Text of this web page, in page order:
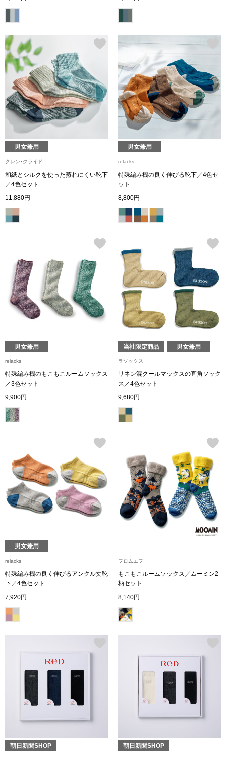
ボトムス
スカート
ルーム･アン
ルームウェア
アンダーウェア
トートバッグ
ハンドバッグ
ショルダーバ
クラッチバッグ
リュック･バッ
その他
シューズ
レースアップ
男女兼用
グレン･クライド
和紙とシルクを使った蒸れにくい靴下
／4色セット
11,880円
男女兼用
relacks
特殊編み機の良く伸びる靴下／4色セ
ット
8,800円
男女兼用
relacks
特殊編み機のもこもこルームソックス
／3色セット
9,900円
当社限定商品 男女兼用
ラソックス
リネン混クールマックスの直角ソック
ス／4色セット
9,680円
男女兼用
relacks
特殊編み機の良く伸びるアンクル丈靴
下／4色セット
7,920円
フロムエフ
もこもこルームソックス／ムーミン2
柄セット
8,140円
朝日新聞SHOP 朝日新聞SHOP